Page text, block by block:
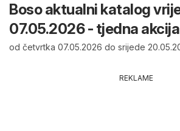
Boso aktualni katalog
07.05.2026 - tjedna akcija
od četvrtka 07.05.2026 do srijede
REKLAME